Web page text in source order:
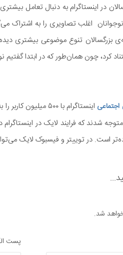
در اینستاگرام به دنبال تعامل
اغلب تصاویری را به اشتراک
بزرگسالان تنوع موضوعی بیشتری
استناد کرد، چون همان‌طور که در ابتدا
شدند که فرایند لایک در
است. در توییتر و فیسبوک لایک
شد.
پست